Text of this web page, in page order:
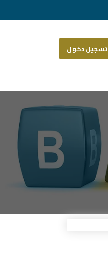
تسجيل دخول